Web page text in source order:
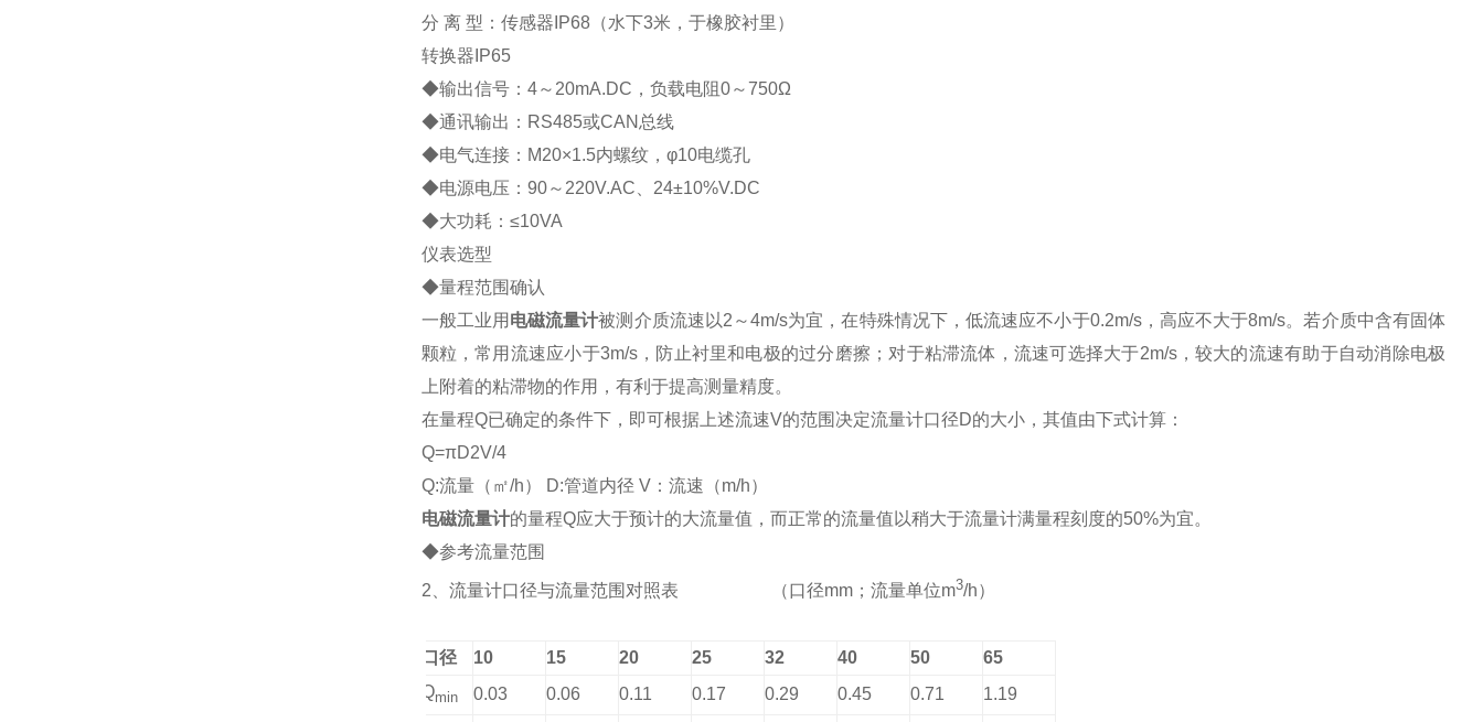
分 离 型：传感器IP68（水下3米，于橡胶衬里）
转换器IP65
◆输出信号：4～20mA.DC，负载电阻0～750Ω
◆通讯输出：RS485或CAN总线
◆电气连接：M20×1.5内螺纹，φ10电缆孔
◆电源电压：90～220V.AC、24±10%V.DC
◆大功耗：≤10VA
仪表选型
◆量程范围确认
一般工业用 电磁流量计被测介质流速以2～4m/s为宜，在特殊情况下，低流速应不小于0.2m/s，高应不大于8m/s。若介质中含有固体
颗粒，常用流速应小于3m/s，防止衬里和电极的过分磨擦；对于粘滞流体，流速可选择大于2m/s，较大的流速有助于自动消除电极
上附着的粘滞物的作用，有利于提高测量精度。
在量程Q已确定的条件下，即可根据上述流速V的范围决定流量计口径D的大小，其值由下式计算：
Q=πD2V/4
Q:流量（㎡/h） D:管道内径 V：流速（m/h）
电磁流量计的量程Q应大于预计的大流量值，而正常的流量值以稍大于流量计满量程刻度的50%为宜。
◆参考流量范围
2、 流量计口径与流量范围对照表 （口径mm；流量单位m3/h）
口径 10 15 20 25 32 40 50
65
Qmin 0.03 0.06 0.11 0.17 0.29 0.45 0.71 1.19